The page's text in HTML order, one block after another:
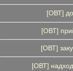
[ОВТ]
[ОВТ]
[ОВТ]
[ОВТ]